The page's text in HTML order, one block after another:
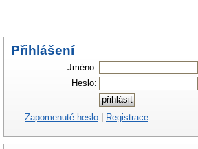
Přihlášení
Jméno:
Heslo:
Zapomenuté heslo Registrace